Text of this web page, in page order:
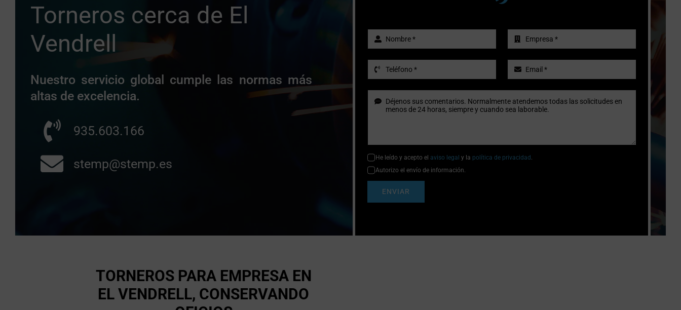
Torneros cerca de El
Vendrell
Nuestro servicio global cumple las normas más
altas de excelencia.
935.603.166
stemp@stemp.es He leído y acepto el aviso legal y la política de privacidad .
Autorizo el envío de información.
ENVIAR
TORNEROS PARA EMPRESA EN
EL VENDRELL, CONSERVANDO